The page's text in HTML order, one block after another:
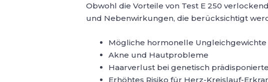
Obwohl die Vorteile von Test E 250
und Nebenwirkungen, die berücksichtigt
Mögliche hormonelle Ungleichgewichte
Akne und Hautprobleme
Haarverlust bei genetisch
Erhöhtes Risiko für Herz-Kreislauf-